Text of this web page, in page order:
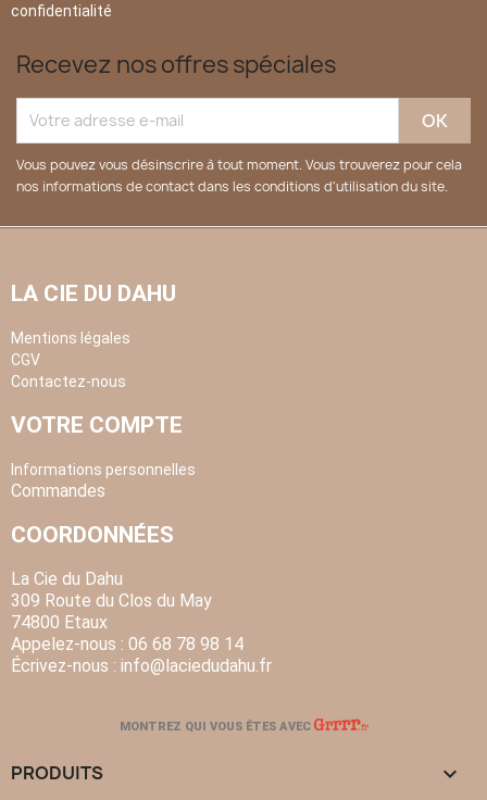
confidentialité
Recevez nos offres spéciales
Vous pouvez vous désinscrire à tout moment. Vous trouverez pour cela
nos informations de contact dans les conditions d'utilisation du site.
LA CIE DU DAHU
Mentions légales
CGV
Contactez-nous
VOTRE COMPTE
Informations personnelles
Commandes
COORDONNÉES
La Cie du Dahu
309 Route du Clos du May
74800 Etaux
Appelez-nous : 06 68 78 98 14
Écrivez-nous : info@laciedudahu.fr
MONTREZ QUI VOUS ÊTES AVEC
PRODUITS 